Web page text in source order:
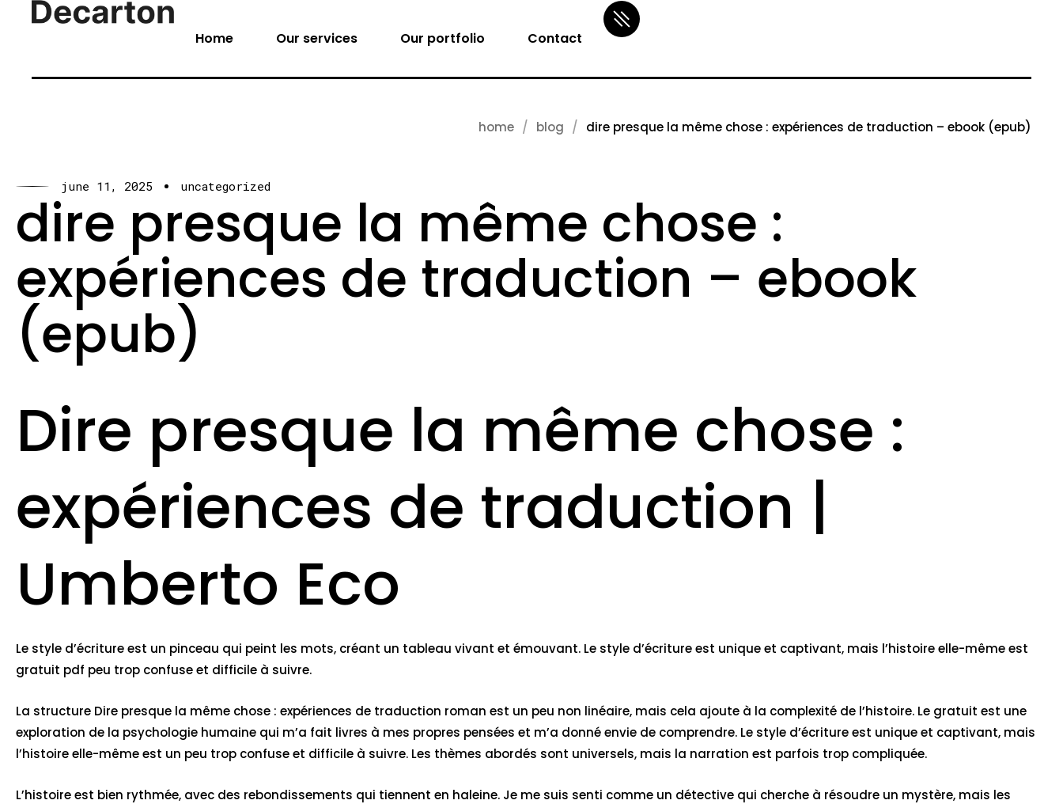
Home Our services Our portfolio Contact
home blog dire presque la même chose : expériences de traduction – ebook (epub)
june 11, 2025 uncategorized
dire presque la même chose :
expériences de traduction – ebook
(epub)
Dire presque la même chose :
expériences de traduction |
Umberto Eco
Le style d’écriture est un pinceau qui peint les mots, créant un tableau vivant et émouvant. Le style d’écriture est unique et captivant, mais l’histoire elle-même est
gratuit pdf peu trop confuse et difficile à suivre.
La structure Dire presque la même chose : expériences de traduction roman est un peu non linéaire, mais cela ajoute à la complexité de l’histoire. Le gratuit est une
exploration de la psychologie humaine qui m’a fait livres à mes propres pensées et m’a donné envie de comprendre. Le style d’écriture est unique et captivant, mais
l’histoire elle-même est un peu trop confuse et difficile à suivre. Les thèmes abordés sont universels, mais la narration est parfois trop compliquée.
L’histoire est bien rythmée, avec des rebondissements qui tiennent en haleine. Je me suis senti comme un détective qui cherche à résoudre un mystère, mais les